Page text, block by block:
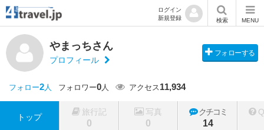
ログイン
新規登録
検索 MENU
やまっちさん
プロフィール
フォローする
フォロー2人 フォロワー0人 アクセス11,934
トップ
旅行記
0
写真
0
クチコミ
14